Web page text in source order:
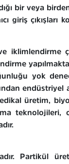
bir veya birden
giriş çıkışları
iklimlendirme
yok
endüstriyel
üretim,
Partikül